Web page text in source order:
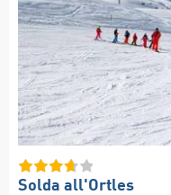
Solda all'Ortles